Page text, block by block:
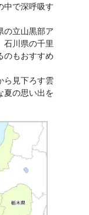
中で深呼吸す
の立山黒部ア
石川県の千里
のもおすすめ
ら見下ろす雲
夏の思い出を